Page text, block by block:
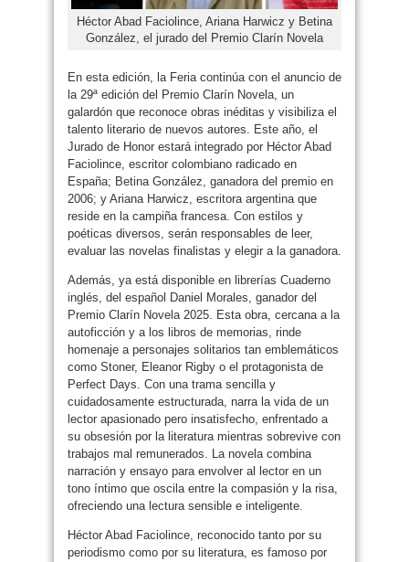
Héctor Abad Faciolince, Ariana Harwicz y Betina
González, el jurado del Premio Clarín Novela
En esta edición, la Feria continúa con el anuncio de
la 29ª edición del Premio Clarín Novela, un
galardón que reconoce obras inéditas y visibiliza el
talento literario de nuevos autores. Este año, el
Jurado de Honor estará integrado por Héctor Abad
Faciolince, escritor colombiano radicado en
España; Betina González, ganadora del premio en
2006; y Ariana Harwicz, escritora argentina que
reside en la campiña francesa. Con estilos y
poéticas diversos, serán responsables de leer,
evaluar las novelas finalistas y elegir a la ganadora.
Además, ya está disponible en librerías Cuaderno
inglés, del español Daniel Morales, ganador del
Premio Clarín Novela 2025. Esta obra, cercana a la
autoficción y a los libros de memorias, rinde
homenaje a personajes solitarios tan emblemáticos
como Stoner, Eleanor Rigby o el protagonista de
Perfect Days. Con una trama sencilla y
cuidadosamente estructurada, narra la vida de un
lector apasionado pero insatisfecho, enfrentado a
su obsesión por la literatura mientras sobrevive con
trabajos mal remunerados. La novela combina
narración y ensayo para envolver al lector en un
tono íntimo que oscila entre la compasión y la risa,
ofreciendo una lectura sensible e inteligente.
Héctor Abad Faciolince, reconocido tanto por su
periodismo como por su literatura, es famoso por